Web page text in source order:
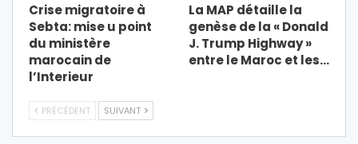
Crise migratoire à
Sebta: mise u point
du ministère
marocain de
l’Interieur
La MAP détaille la
genèse de la « Donald
J. Trump Highway »
entre le Maroc et les…
PRÉCÉDENT SUIVANT